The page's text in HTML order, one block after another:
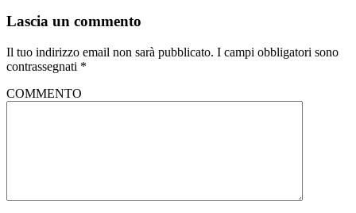
Lascia un commento
Il tuo indirizzo email non sarà pubblicato. I campi obbligatori sono
contrassegnati *
COMMENTO